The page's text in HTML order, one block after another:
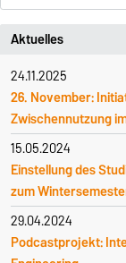
Aktuelles
24.11.2025
26. November:
Zwischennutzung
15.05.2024
Einstellung des
zum
29.04.2024
Podcastprojekt: